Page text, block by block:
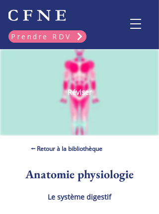
Prendre RDV
Réviser
⭠ Retour à la bibliothèque
Anatomie physiologie
Le système digestif